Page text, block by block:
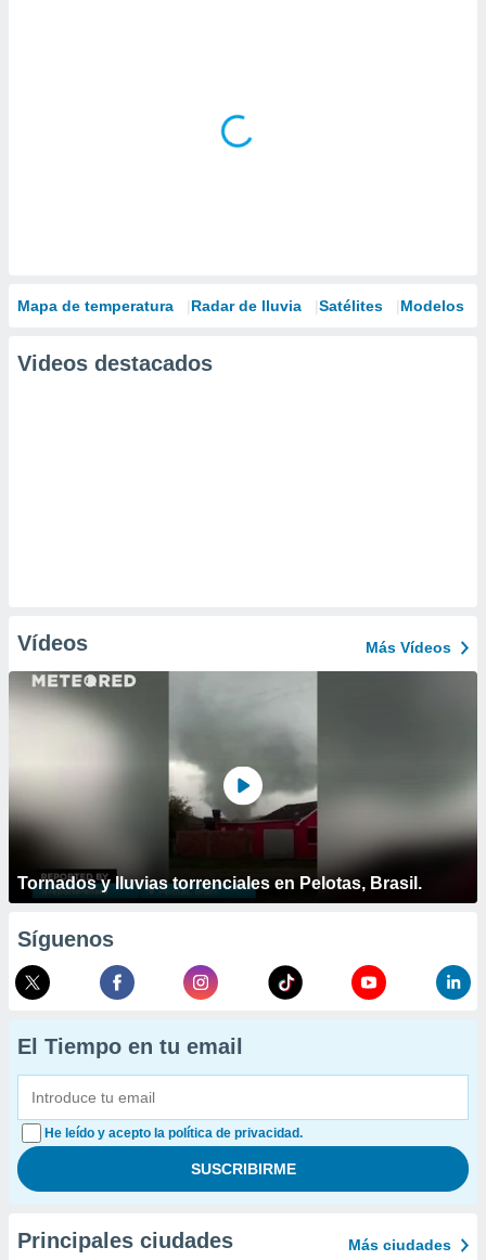
Mapa de temperatura Radar de lluvia Satélites Modelos
Videos destacados
Vídeos Más Vídeos
Tornados y lluvias torrenciales en Pelotas, Brasil.
Síguenos
El Tiempo en tu email
He leído y acepto la política de privacidad.
Principales ciudades Más ciudades